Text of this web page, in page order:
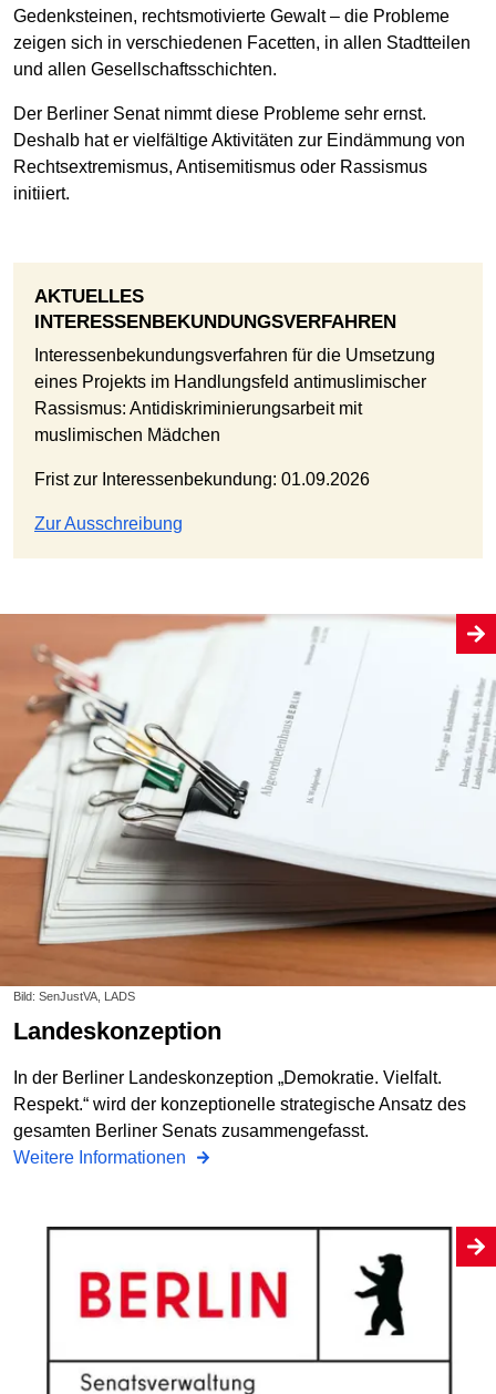
Gedenksteinen, rechtsmotivierte Gewalt – die Probleme
zeigen sich in verschiedenen Facetten, in allen Stadtteilen
und allen Gesellschaftsschichten.
Der Berliner Senat nimmt diese Probleme sehr ernst.
Deshalb hat er vielfältige Aktivitäten zur Eindämmung von
Rechtsextremismus, Antisemitismus oder Rassismus
initiiert.
AKTUELLES
INTERESSENBEKUNDUNGSVERFAHREN
Interessenbekundungsverfahren für die Umsetzung
eines Projekts im Handlungsfeld antimuslimischer
Rassismus: Antidiskriminierungsarbeit mit
muslimischen Mädchen
Frist zur Interessenbekundung: 01.09.2026
Zur Ausschreibung
Bild: SenJustVA, LADS
Landeskonzeption
In der Berliner Landeskonzeption „Demokratie. Vielfalt.
Respekt.“ wird der konzeptionelle strategische Ansatz des
gesamten Berliner Senats zusammengefasst.
Weitere Informationen